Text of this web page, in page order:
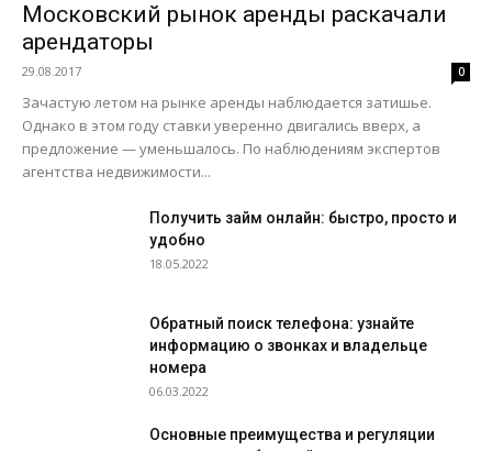
Московский рынок аренды раскачали
арендаторы
29.08.2017 0
Зачастую летом на рынке аренды наблюдается затишье.
Однако в этом году ставки уверенно двигались вверх, а
предложение — уменьшалось. По наблюдениям экспертов
агентства недвижимости...
Получить займ онлайн: быстро, просто и
удобно
18.05.2022
Обратный поиск телефона: узнайте
информацию о звонках и владельце
номера
06.03.2022
Основные преимущества и регуляции